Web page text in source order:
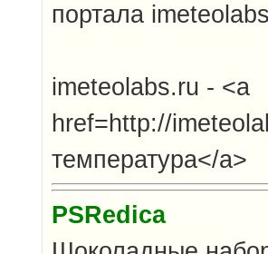
портала
imeteolabs.ru - <a
href=http://
температура</a>
PSRedica